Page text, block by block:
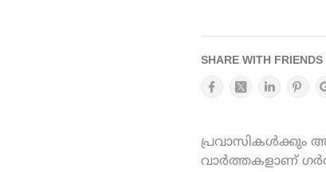
SHARE WITH FRIENDS
പ്രവാസികൾക്കും
വാർത്തകളാണ്